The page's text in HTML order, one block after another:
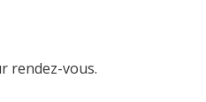
rendez-vous.